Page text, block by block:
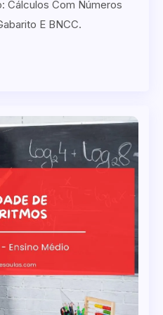
Cálculos Com Números
E BNCC.